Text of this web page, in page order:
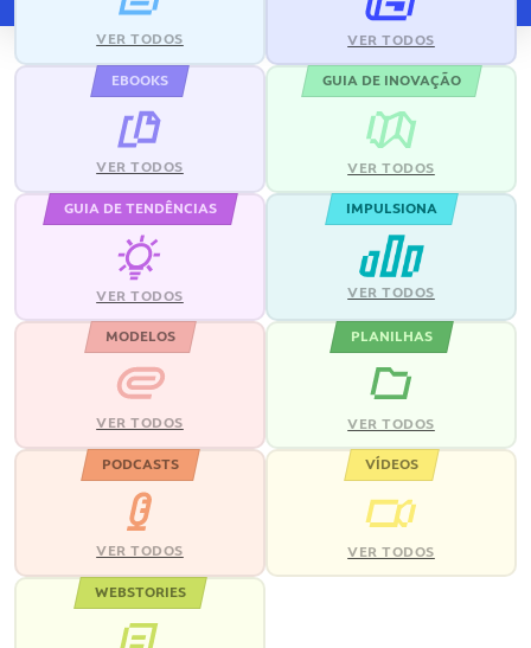
VER TODOS VER TODOS
EBOOKS
VER TODOS
GUIA DE INOVAÇÃO
VER TODOS
GUIA DE TENDÊNCIAS
VER TODOS
IMPULSIONA
VER TODOS
MODELOS
VER TODOS
PLANILHAS
VER TODOS
PODCASTS
VER TODOS
VÍDEOS
VER TODOS
WEBSTORIES